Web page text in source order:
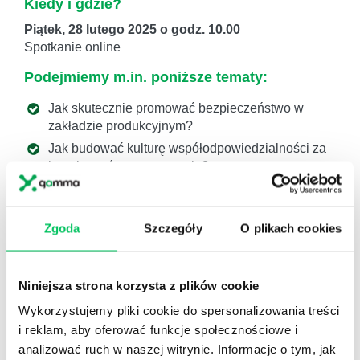
Zgoda Szczegóły O plikach cookies
Niniejsza strona korzysta z plików cookie
Wykorzystujemy pliki cookie do spersonalizowania treści
i reklam, aby oferować funkcje społecznościowe i
analizować ruch w naszej witrynie. Informacje o tym, jak
Kiedy i gdzie?
Piątek, 28 lutego 2025 o godz. 10.00
Spotkanie online
Podejmiemy m.in. poniższe tematy:
Jak skutecznie promować bezpieczeństwo w
zakładzie produkcyjnym?
Jak budować kulturę współodpowiedzialności za
bezpieczeństwo w zespole?
Jak skutecznie zmieniać mentalność pracowników
mobbingu?
Jak przeciwdziałać mobbingowi i zwiększać
Jak motywować pracowników do przestrzegania
zasad BHP?
Jakie dobre praktyki warto wdrożyć w zakładzie
produkcyjnym, by zwiększyć bezpieczeństwo